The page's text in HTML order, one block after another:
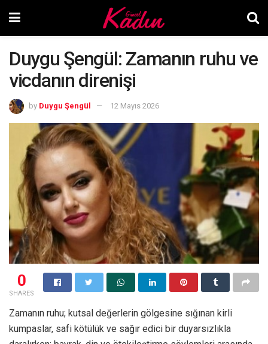
Duygu Şengül: Zamanın ruhu ve
vicdanın direnişi
by Duygu Şengül 12 Mayıs 2026
0
SHARES
Zamanın ruhu; kutsal değerlerin gölgesine sığınan kirli
kumpaslar, safi kötülük ve sağır edici bir duyarsızlıkla